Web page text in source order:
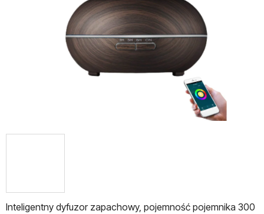
Inteligentny dyfuzor zapachowy, pojemność pojemnika 300